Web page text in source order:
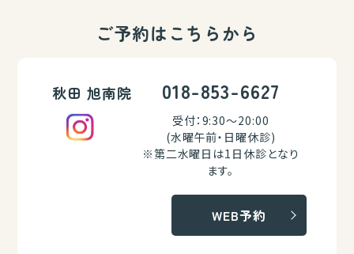
ご予約はこちらから
秋田 旭南院 018-853-6627
受付：9:30～20:00
(水曜午前・日曜休診)
※第二水曜日は1日休診となり
ます。
WEB予約